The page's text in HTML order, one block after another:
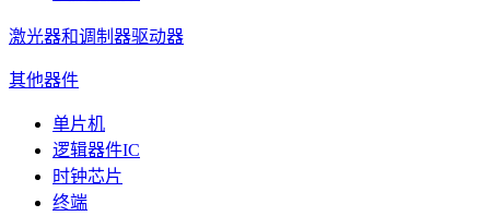
激光器和调制器驱动器
其他器件
单片机
逻辑器件IC
时钟芯片
终端